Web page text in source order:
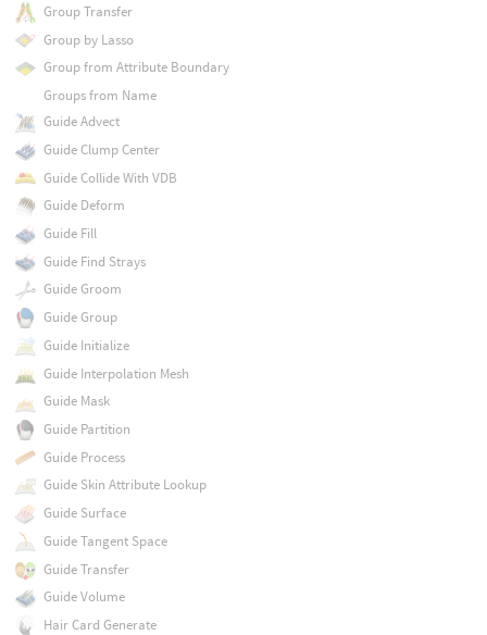
Group Transfer
Group by Lasso
Group from Attribute Boundary
Groups from Name
Guide Advect
Guide Clump Center
Guide Collide With VDB
Guide Deform
Guide Fill
Guide Find Strays
Guide Groom
Guide Group
Guide Initialize
Guide Interpolation Mesh
Guide Mask
Guide Partition
Guide Process
Guide Skin Attribute Lookup
Guide Surface
Guide Tangent Space
Guide Transfer
Guide Volume
Hair Card Generate